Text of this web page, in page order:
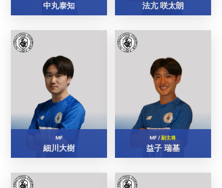
中丸泰知 法亢 咲太朗
MF
細川大樹
MF /副主将
益子 瑞基